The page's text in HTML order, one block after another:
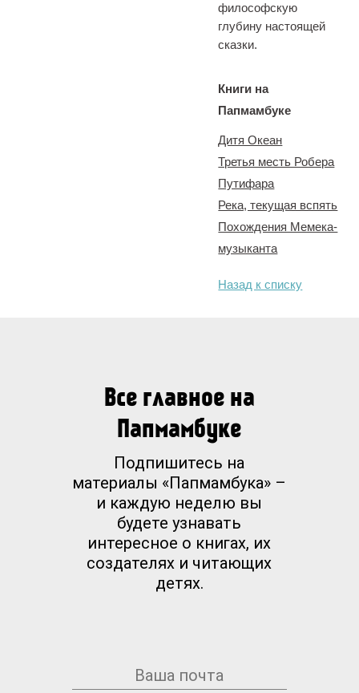
философскую
глубину настоящей
сказки.
Книги на
Папмамбуке
Дитя Океан
Третья месть Робера
Путифара
Река, текущая вспять
Похождения Мемека-
музыканта
Назад к списку
Все главное на
Папмамбуке
Подпишитесь на
материалы «Папмамбука» –
и каждую неделю вы
будете узнавать
интересное о книгах, их
создателях и читающих
детях.